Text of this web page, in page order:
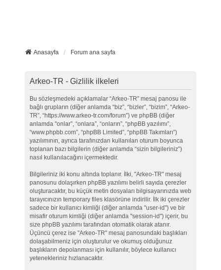
Anasayfa Forum ana sayfa
Arkeo-TR - Gizlilik ilkeleri
Bu sözleşmedeki açıklamalar “Arkeo-TR” mesaj panosu ile
bağlı grupların (diğer anlamda “biz”, “bizler”, “bizim”, “Arkeo-
TR”, “https://www.arkeo-tr.com/forum”) ve phpBB (diğer
anlamda "onlar”, “onlara”, “onların”, “phpBB yazılımı”,
“www.phpbb.com”, “phpBB Limited”, “phpBB Takımları”)
yazılımının, ayrıca tarafınızdan kullanılan oturum boyunca
toplanan bazı bilgilerin (diğer anlamda “sizin bilgileriniz”)
nasıl kullanılacağını içermektedir.
Bilgileriniz iki konu altında toplanır. İlki, "Arkeo-TR" mesaj
panosunu dolaşırken phpBB yazılımı belirli sayıda çerezler
oluşturacaktır, bu küçük metin dosyaları bilgisayarınızda web
tarayıcınızın temporary files klasörüne indirilir. İlk iki çerezler
sadece bir kullanıcı kimliği (diğer anlamda "user-id") ve bir
misafir oturum kimliği (diğer anlamda "session-id") içerir, bu
size phpBB yazılımı tarafından otomatik olarak atanır.
Üçüncü çerez ise "Arkeo-TR" mesaj panosundaki başlıkları
dolaşabilmeniz için oluşturulur ve okumuş olduğunuz
başlıkların depolanması için kullanılır, böylece kullanıcı
yetenekleriniz hızlanacaktır.